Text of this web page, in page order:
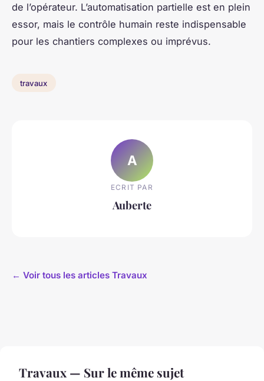
de l’opérateur. L’automatisation partielle est en plein
essor, mais le contrôle humain reste indispensable
pour les chantiers complexes ou imprévus.
travaux
A
ECRIT PAR
Auberte
← Voir tous les articles Travaux
Travaux — Sur le même sujet